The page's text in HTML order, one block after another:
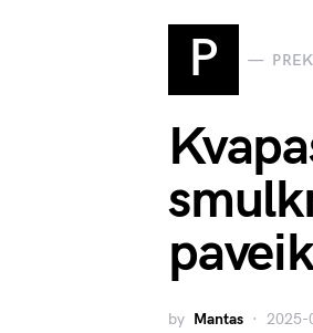
P
by Mantas 2025-